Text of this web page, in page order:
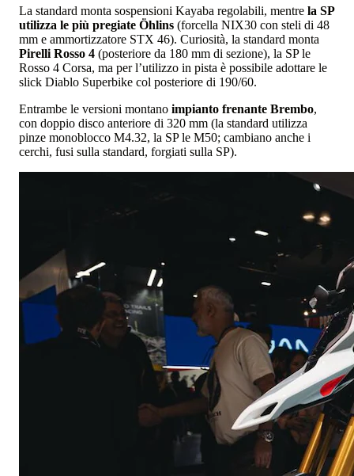
La standard monta sospensioni Kayaba regolabili, mentre la SP
utilizza le più pregiate Öhlins (forcella NIX30 con steli di 48
mm e ammortizzatore STX 46). Curiosità, la standard monta
Pirelli Rosso 4 (posteriore da 180 mm di sezione), la SP le
Rosso 4 Corsa, ma per l’utilizzo in pista è possibile adottare le
slick Diablo Superbike col posteriore di 190/60.
Entrambe le versioni montano impianto frenante Brembo,
con doppio disco anteriore di 320 mm (la standard utilizza
pinze monoblocco M4.32, la SP le M50; cambiano anche i
cerchi, fusi sulla standard, forgiati sulla SP).